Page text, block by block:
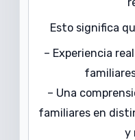
Esto significa
– Experiencia
– Una
familiares en
y